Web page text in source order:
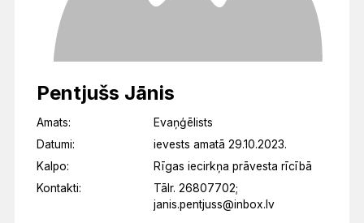
Pentjušs Jānis
Amats:
Evaņģēlists
Datumi:
ievests amatā 29.10.2023.
Kalpo:
Rīgas iecirkņa prāvesta rīcībā
Kontakti:
Tālr. 26807702;
janis.pentjuss@inbox.lv